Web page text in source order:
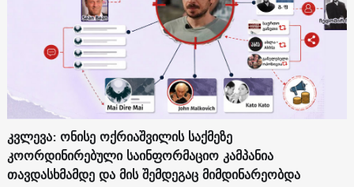
კვლევა: ონისე ოქრიაშვილის საქმეზე
კოორდინირებული საინფორმაციო კამპანია
თავდასხმამდე და მის შემდეგაც მიმდინარეობდა